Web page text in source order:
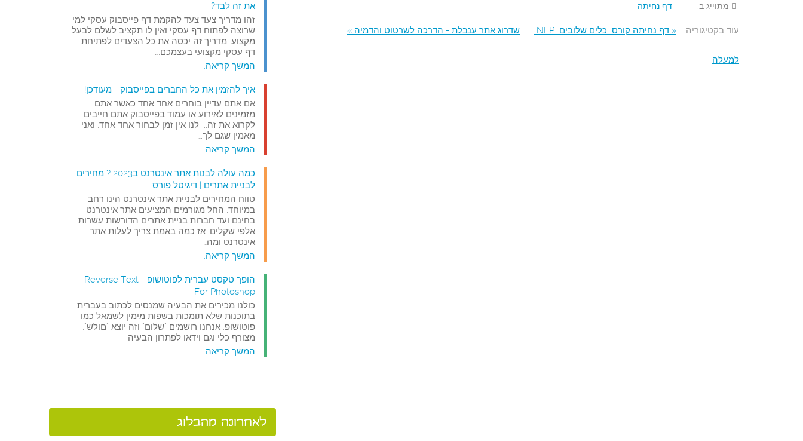
מתוייג ב:
דף נחיתה
עוד בקטיגוריה « דף נחיתה קורס "כלים שלובים" NLP שדרוג אתר ענבלת - הדרכה לשרטוט והדמיה »
למעלה
את זה לבד?
זהו מדריך צעד צעד להקמת דף פייסבוק עסקי למי
שרוצה לפתוח דף עסקי ואין לו תקציב לשלם לבעל
מקצוע. מדריך זה יכסה את כל הצעדים לפתיחת
דף עסקי מקצועי בעצמכם.…
המשך קריאה...
איך להזמין את כל החברים בפייסבוק - מעודכן!
אם אתם עדיין בוחרים אחד אחד כאשר אתם
מזמינים לאירוע או עמוד בפייסבוק אתם חייבים
לקרוא את זה.. לנו אין זמן לבחור אחד אחד. ואני
מאמין שגם לך.…
המשך קריאה...
כמה עולה לבנות אתר אינטרנט ב2023 ? מחירים
לבניית אתרים | דיגיטל פורס
טווח המחירים לבניית אתר אינטרנט הינו רחב
במיוחד. החל מגורמים המציעים אתר אינטרנט
בחינם ועד חברות בניית אתרים הדורשות עשרות
אלפי שקלים. אז כמה באמת צריך לעלות אתר
אינטרנט ומה…
המשך קריאה...
הופך טקסט עברית לפוטושופ - Reverse Text
For Photoshop
כולנו מכירים את הבעיה שמנסים לכתוב בעברית
בתוכנות שלא תומכות בשפות מימין לשמאל כמו
פוטושופ. אנחנו רושמים "שלום" וזה יוצא "םולש".
מצורף כלי וגם וידאו לפתרון הבעיה.
המשך קריאה...
לאחרונה מהבלוג